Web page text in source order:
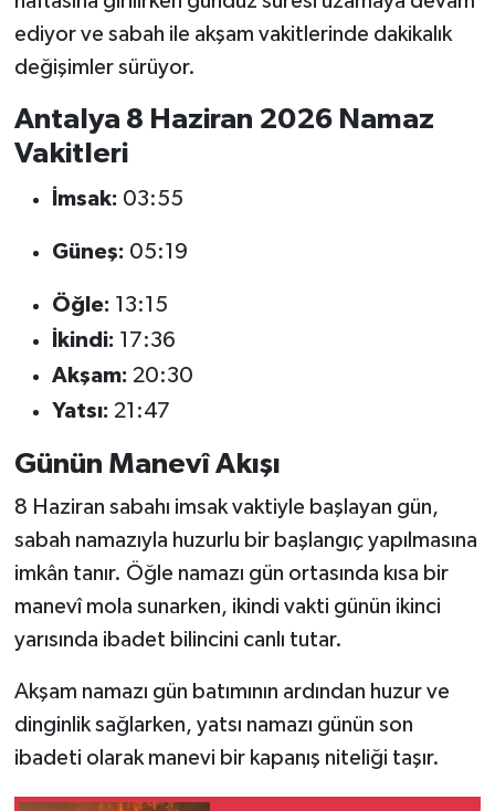
ediyor ve sabah ile akşam vakitlerinde dakikalık
değişimler sürüyor.
Antalya 8 Haziran 2026 Namaz
Vakitleri
İmsak: 03:55
Güneş: 05:19
Öğle: 13:15
İkindi: 17:36
Akşam: 20:30
Yatsı: 21:47
Günün Manevî Akışı
8 Haziran sabahı imsak vaktiyle başlayan gün,
sabah namazıyla huzurlu bir başlangıç yapılmasına
imkân tanır. Öğle namazı gün ortasında kısa bir
manevî mola sunarken, ikindi vakti günün ikinci
yarısında ibadet bilincini canlı tutar.
Akşam namazı gün batımının ardından huzur ve
dinginlik sağlarken, yatsı namazı günün son
ibadeti olarak manevi bir kapanış niteliği taşır.